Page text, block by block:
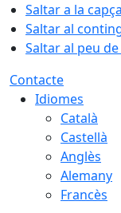
Saltar a la
Saltar al
Saltar al peu
Contacte
Idiomes
Català
Castellà
Anglès
Alemany
Francès